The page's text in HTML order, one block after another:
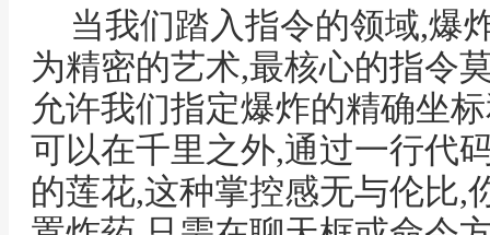
当我们踏入指令的领域,爆
为精密的艺术,最核心的指令
允许我们指定爆炸的精确坐
可以在千里之外,通过一行代
的莲花,这种掌控感无与伦比,